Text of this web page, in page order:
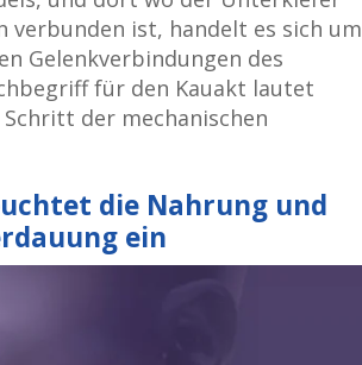
verbunden ist, handelt es sich um
Gelenkverbindungen des
für den Kauakt lautet
der mechanischen
die Nahrung und
ein